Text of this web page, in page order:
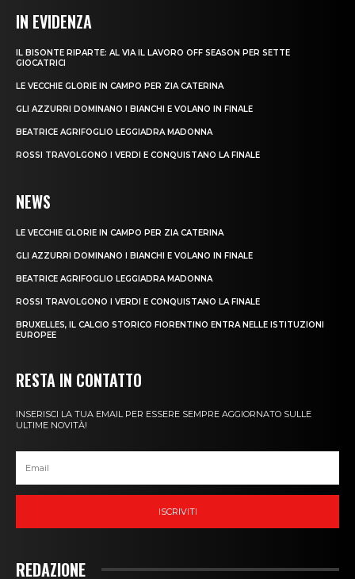
IN EVIDENZA
IL BISONTE RIPARTE: AL VIA IL LAVORO OFF SEASON PER SETTE
GIOCATRICI
LE VECCHIE GLORIE IN CAMPO PER ZIA CATERINA
GLI AZZURRI DOMINANO I BIANCHI E VOLANO IN FINALE
BEATRICE AGRIFOGLIO LEGGIADRA MADONNA
ROSSI TRAVOLGONO I VERDI E CONQUISTANO LA FINALE
NEWS
LE VECCHIE GLORIE IN CAMPO PER ZIA CATERINA
GLI AZZURRI DOMINANO I BIANCHI E VOLANO IN FINALE
BEATRICE AGRIFOGLIO LEGGIADRA MADONNA
ROSSI TRAVOLGONO I VERDI E CONQUISTANO LA FINALE
BRUXELLES, IL CALCIO STORICO FIORENTINO ENTRA NELLE ISTITUZIONI
EUROPEE
RESTA IN CONTATTO
INSERISCI LA TUA EMAIL PER ESSERE SEMPRE AGGIORNATO SULLE
ULTIME NOVITÀ!
ISCRIVITI
REDAZIONE